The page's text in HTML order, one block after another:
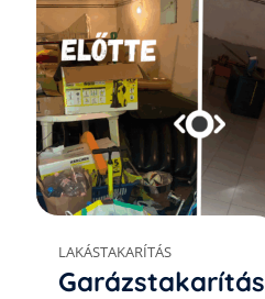
LAKÁSTAKARÍTÁS
Garázstakarítás